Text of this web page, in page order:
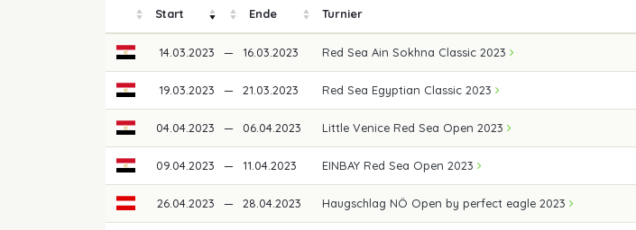
Start Ende Turnier
14.03.2023 — 16.03.2023 Red Sea Ain Sokhna Classic 2023
19.03.2023 — 21.03.2023 Red Sea Egyptian Classic 2023
04.04.2023 — 06.04.2023 Little Venice Red Sea Open 2023
09.04.2023 — 11.04.2023 EINBAY Red Sea Open 2023
26.04.2023 — 28.04.2023 Haugschlag NÖ Open by perfect eagle 2023